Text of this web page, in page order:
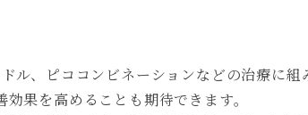
ル、ピココンビネーションなどの治療に
果を高めることも期待できます。